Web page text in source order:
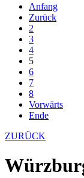
Anfang
Zurück
2
3
4
5
6
7
8
Vorwärts
Ende
ZURÜCK